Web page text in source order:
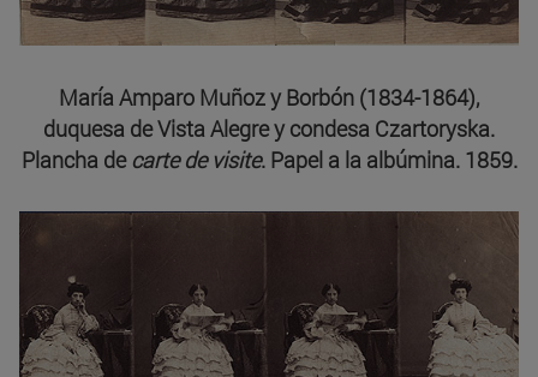
María Amparo Muñoz y Borbón (1834-1864),
duquesa de Vista Alegre y condesa Czartoryska.
Plancha de carte de visite. Papel a la albúmina. 1859.